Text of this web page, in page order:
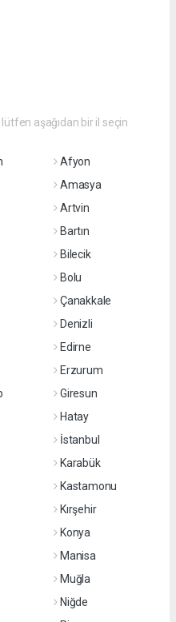
aşağıdan bir il seçin
Afyon
Amasya
Artvin
Bartın
Bilecik
Bolu
Çanakkale
Denizli
Edirne
Erzurum
Giresun
Hatay
İstanbul
Karabük
Kastamonu
Kırşehir
Konya
Manisa
Muğla
Niğde